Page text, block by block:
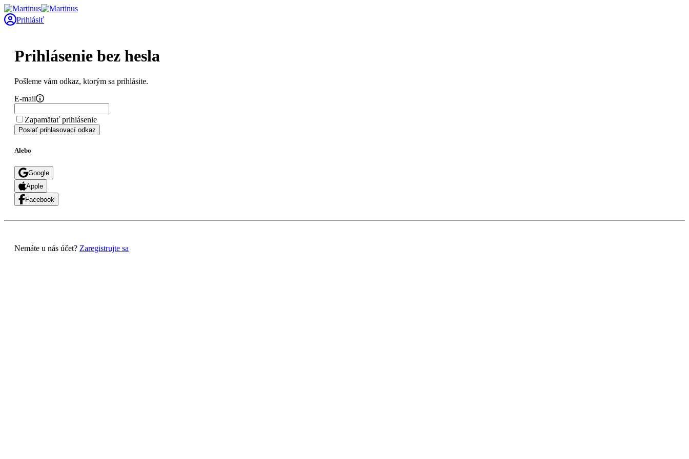
Prihlásiť
Prihlásenie bez hesla
Pošleme vám odkaz, ktorým sa prihlásite.
E-mail
Zapamätať prihlásenie
Poslať prihlasovací odkaz
Alebo
Google
Apple
Facebook
Nemáte u nás účet? Zaregistrujte sa